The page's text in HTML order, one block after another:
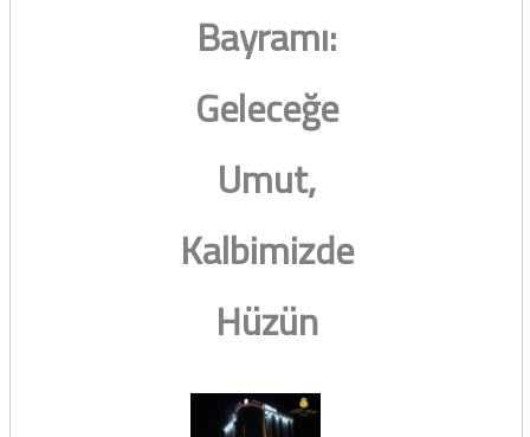
Bayramı:
Geleceğe
Umut,
Kalbimizde
Hüzün